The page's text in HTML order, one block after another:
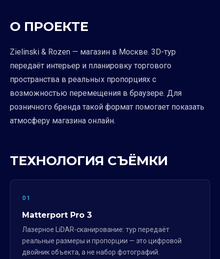
О ПРОЕКТЕ
Zielinski & Rozen — магазин в Москве. 3D-тур
передаёт интерьер и планировку торгового
пространства в реальных пропорциях с
возможностью перемещения в браузере. Для
розничного бренда такой формат помогает показать
атмосферу магазина онлайн.
ТЕХНОЛОГИЯ СЪЁМКИ
01
Matterport Pro 3
Лазерное LiDAR-сканирование: тур передаёт
реальные размеры и пропорции — это цифровой
двойник объекта, а не набор фотографий.